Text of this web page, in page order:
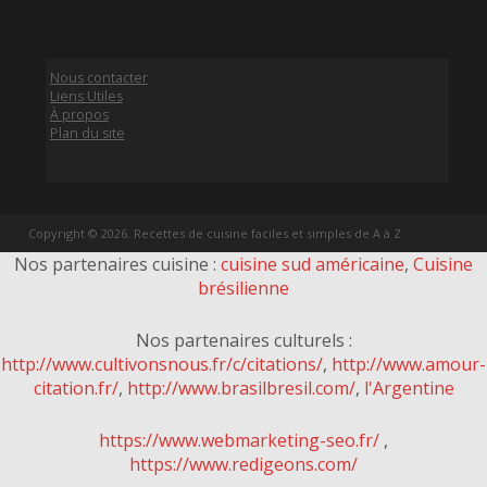
Nous contacter
Liens Utiles
À propos
Plan du site
Copyright © 2026. Recettes de cuisine faciles et simples de A à Z
Nos partenaires cuisine : cuisine sud américaine, Cuisine
brésilienne
Nos partenaires culturels :
http://www.cultivonsnous.fr/c/citations/, http://www.amour-
citation.fr/, http://www.brasilbresil.com/, l'Argentine
https://www.webmarketing-seo.fr/ ,
https://www.redigeons.com/